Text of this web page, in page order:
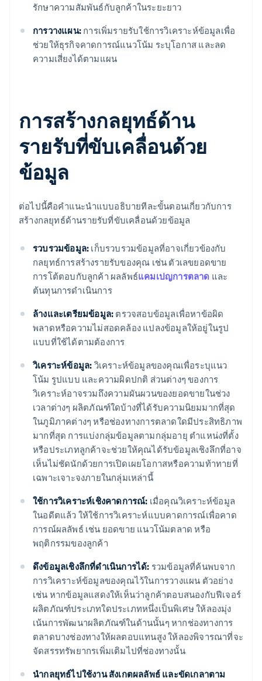
รักษาความสัมพันธ์กับลูกค้าในระยะยาว
การวางแผน: การเพิ่มรายรับใช้การวิเคราะห์ข้อมูลเพื่อ
ช่วยให้ธุรกิจคาดการณ์แนวโน้ม ระบุโอกาส และลด
ความเสี่ยงได้ตามแผน
การสร้างกลยุทธ์ด้าน
รายรับที่ขับเคลื่อนด้วย
ข้อมูล
ต่อไปนี้คือคําแนะนําแบบอธิบายทีละขั้นตอนเกี่ยวกับการ
สร้างกลยุทธ์ด้านรายรับที่ขับเคลื่อนด้วยข้อมูล
รวบรวมข้อมูล: เก็บรวบรวมข้อมูลที่อาจเกี่ยวข้องกับ
กลยุทธ์การสร้างรายรับของคุณ เช่น ตัวเลขยอดขาย
การโต้ตอบกับลูกค้า ผลลัพธ์แคมเปญการตลาด และ
ต้นทุนการดำเนินการ
ล้างและเตรียมข้อมูล: ตรวจสอบข้อมูลเพื่อหาข้อผิด
พลาดหรือความไม่สอดคล้อง แปลงข้อมูลให้อยู่ในรูป
แบบที่ใช้ได้ตามต้องการ
วิเคราะห์ข้อมูล: วิเคราะห์ข้อมูลของคุณเพื่อระบุแนว
โน้ม รูปแบบ และความผิดปกติ ส่วนต่างๆ ของการ
วิเคราะห์อาจรวมถึงความผันผวนของยอดขายในช่วง
เวลาต่างๆ ผลิตภัณฑ์ใดบ้างที่ได้รับความนิยมมากที่สุด
ในภูมิภาคต่างๆ หรือช่องทางการตลาดใดมีประสิทธิภาพ
มากที่สุด การแบ่งกลุ่มข้อมูลตามกลุ่มอายุ ตําแหน่งที่ตั้ง
หรือประเภทลูกค้าจะช่วยให้คุณได้รับข้อมูลเชิงลึกที่อาจ
เห็นไม่ชัดนักด้วยการเปิดเผยโอกาสหรือความท้าทายที่
เฉพาะเจาะจงภายในกลุ่มเหล่านี้
ใช้การวิเคราะห์เชิงคาดการณ์: เมื่อคุณวิเคราะห์ข้อมูล
ในอดีตแล้ว ให้ใช้การวิเคราะห์แบบคาดการณ์เพื่อคาด
การณ์ผลลัพธ์ เช่น ยอดขาย แนวโน้มตลาด หรือ
พฤติกรรมของลูกค้า
ดึงข้อมูลเชิงลึกที่ดําเนินการได้: รวมข้อมูลที่ค้นพบจาก
การวิเคราะห์ข้อมูลของคุณไว้ในการวางแผน ตัวอย่าง
เช่น หากข้อมูลแสดงให้เห็นว่าลูกค้าตอบสนองกับฟีเจอร์
ผลิตภัณฑ์ประเภทใดประเภทหนึ่งเป็นพิเศษ ให้ลองมุ่ง
เน้นการพัฒนาผลิตภัณฑ์ในด้านนั้นๆ หากช่องทางการ
ตลาดบางช่องทางให้ผลตอบแทนสูง ให้ลองพิจารณาที่จะ
จัดสรรทรัพยากรเพิ่มเติมไปที่ช่องทางนั้น
นํากลยุทธ์ไปใช้งาน สังเกตผลลัพธ์ และขัดเกลาตาม